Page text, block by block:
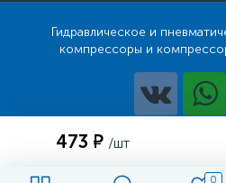
0
473 ₽ /шт
Гидравлическое и
компрессоры и